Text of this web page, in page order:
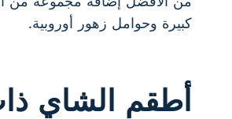
كبيرة وحوامل زهور أوروبية.
أطقم الشاي